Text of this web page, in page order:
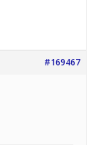
#169467